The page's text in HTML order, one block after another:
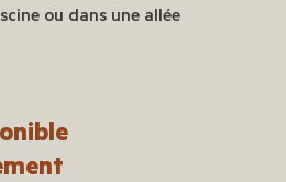
ou dans une allée